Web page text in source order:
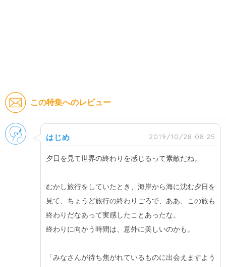
この特集へのレビュー
男性
はじめ 2019/10/28 08:25
夕日を見て世界の終わりを感じるって素敵だね。
むかし旅行をしていたとき、海岸から海に沈む夕日を
見て、ちょうど旅行の終わりごろで、ああ、この旅も
終わりだなあって実感したことあったな。
終わりに向かう時間は、意外に美しいのかも。
「みなさんが待ち焦がれているものに出会えますよう